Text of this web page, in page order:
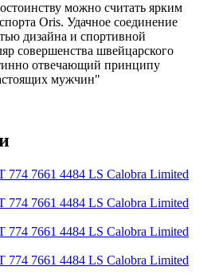
можно считать ярким
Oris. Удачное соединение
дизайна и спортивной
совершенства швейцарского
отвечающий принципу
мужчин"